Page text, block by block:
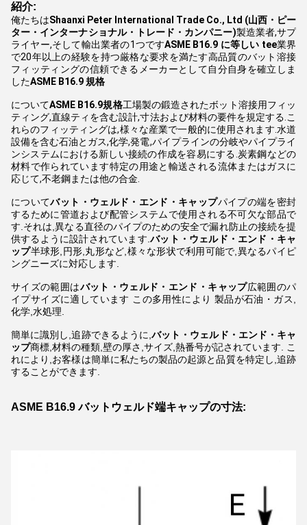
紹介:
俺たちはShaanxi Peter International Trade Co., Ltd (山西・ピー
ター・インターナショナル・トレード・カンパニー)製造業者,サプ
ライヤー,そして輸出業者の1つですASME B16.9 に等しい tee業界
で20年以上の経験を持つ厳格な要求を満たす高品質のバット溶接
フィッティングの信頼できるメーカーとして自分自身を確立しま
したASME B16.9 規格
についてASME B16.9規格工場製の鍛造されたボット溶接用フィッ
ティング,直線ティを含む設計,寸法および材料の要件を規定する.こ
れらのフィッティングは,様々な産業で一般的に使用されます.水道
設備を含む石油とガス,化学,発電,パイプラインの分岐やパイプライ
ンシステムにおける新しい接続の作成を容易にする.炭素鋼などの
材料で作られています特定の用途と輸送される流体またはガスに
応じて,不老鋼または他の合金.
についてバット・ウェルド・エンド・キャップパイプの端を密封
するために管道および配管システムで使用される不可欠な部品で
す.それは,異なる直径のパイプのための安全で漏れ防止の接続を提
供するように設計されています. バット・ウェルド・エンド・キャ
ップ半球形,円形,丸形など,様々な形状で利用可能で,異なるパイピ
ングニーズに対応します.
サイズの範囲はバット・ウェルド・エンド・キャップ広範囲のパ
イプサイズに適しています この多用性により 製品が石油・ガス,
化学,水処理.
簡単に識別し,追跡できるように, バット・ウェルド・エンド・キャ
ップ商標,材料の種類,壁の厚さ,サイズ,熱番号が記されています. こ
れにより,お客様は簡単に私たちの製品の起源と品質を特定し,追跡
することができます.
ASME B16.9 バットウェルド端キャップの寸法: